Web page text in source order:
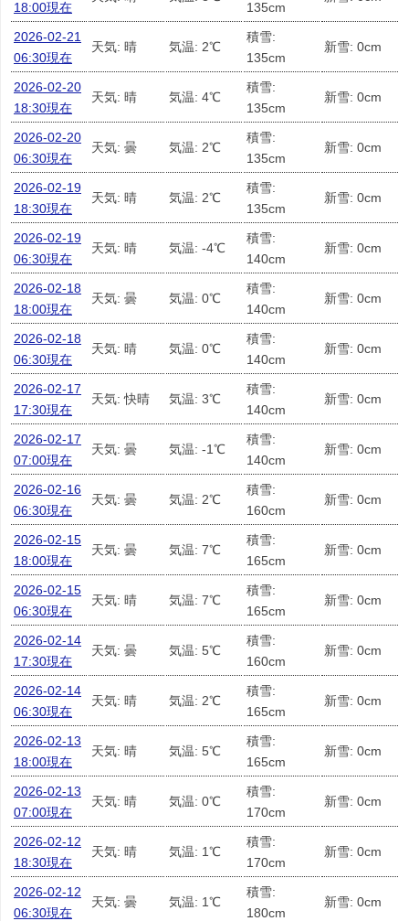
18:00現在 135cm
2026-02-21
06:30現在
天気: 晴 気温: 2℃
積雪:
135cm
新雪: 0cm
2026-02-20
18:30現在
天気: 晴 気温: 4℃
積雪:
135cm
新雪: 0cm
2026-02-20
06:30現在
天気: 曇 気温: 2℃
積雪:
135cm
新雪: 0cm
2026-02-19
18:30現在
天気: 晴 気温: 2℃
積雪:
135cm
新雪: 0cm
2026-02-19
06:30現在
天気: 晴 気温: -4℃
積雪:
140cm
新雪: 0cm
2026-02-18
18:00現在
天気: 曇 気温: 0℃
積雪:
140cm
新雪: 0cm
2026-02-18
06:30現在
天気: 晴 気温: 0℃
積雪:
140cm
新雪: 0cm
2026-02-17
17:30現在
天気: 快晴 気温: 3℃
積雪:
140cm
新雪: 0cm
2026-02-17
07:00現在
天気: 曇 気温: -1℃
積雪:
140cm
新雪: 0cm
2026-02-16
06:30現在
天気: 曇 気温: 2℃
積雪:
160cm
新雪: 0cm
2026-02-15
18:00現在
天気: 曇 気温: 7℃
積雪:
165cm
新雪: 0cm
2026-02-15
06:30現在
天気: 晴 気温: 7℃
積雪:
165cm
新雪: 0cm
2026-02-14
17:30現在
天気: 曇 気温: 5℃
積雪:
160cm
新雪: 0cm
2026-02-14
06:30現在
天気: 晴 気温: 2℃
積雪:
165cm
新雪: 0cm
2026-02-13
18:00現在
天気: 晴 気温: 5℃
積雪:
165cm
新雪: 0cm
2026-02-13
07:00現在
天気: 晴 気温: 0℃
積雪:
170cm
新雪: 0cm
2026-02-12
18:30現在
天気: 晴 気温: 1℃
積雪:
170cm
新雪: 0cm
2026-02-12
06:30現在
天気: 曇 気温: 1℃
積雪:
180cm
新雪: 0cm